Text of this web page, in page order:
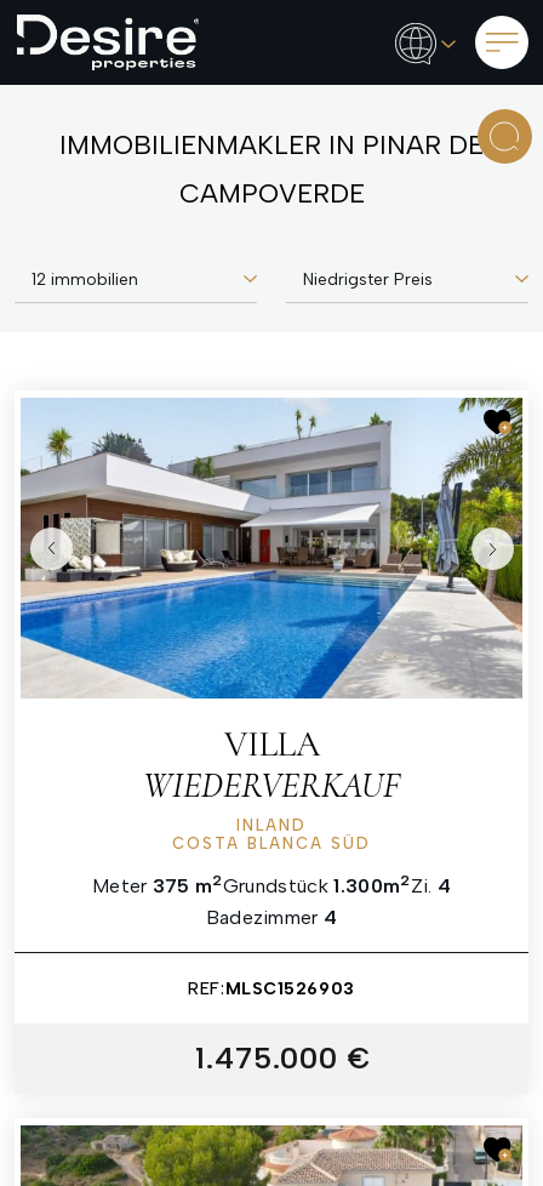
IMMOBILIENMAKLER IN PINAR DE
CAMPOVERDE
12 immobilien Niedrigster Preis
VILLA
WIEDERVERKAUF
INLAND
COSTA BLANCA SÜD
Meter 375 m2Grundstück1.300m2Zi. 4
Badezimmer 4
REF:MLSC1526903
1.475.000 €